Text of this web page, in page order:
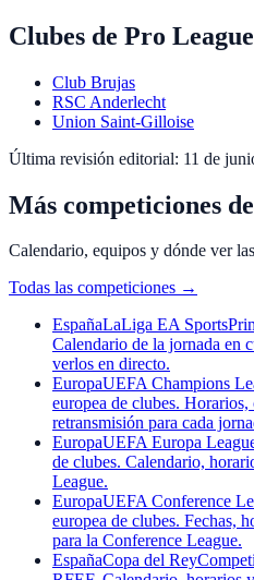
Clubes de Pro League
Club Brujas
RSC Anderlecht
Union Saint-Gilloise
Última revisión editorial: 11 de
Más competiciones
Calendario, equipos y dónde ver
Todas las competiciones →
EspañaLaLiga EA Sports
Calendario de la jornada en
verlos en directo.
EuropaUEFA Champions
europea de clubes.
retransmisión para cada
EuropaUEFA Europa
de clubes. Calendario,
League.
EuropaUEFA Conference
europea de clubes. Fechas,
para la Conference League.
EspañaCopa del Rey